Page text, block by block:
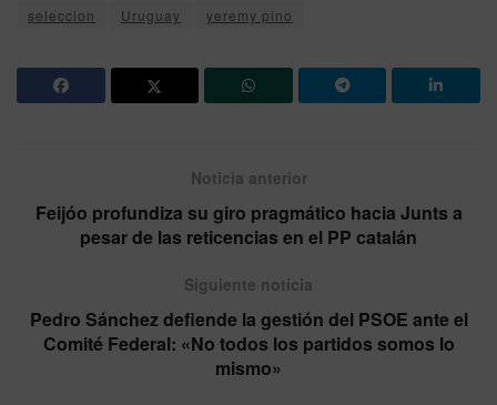
seleccion Uruguay yeremy pino
Noticia anterior
Feijóo profundiza su giro pragmático hacia Junts a
pesar de las reticencias en el PP catalán
Siguiente noticia
Pedro Sánchez defiende la gestión del PSOE ante el
Comité Federal: «No todos los partidos somos lo
mismo»